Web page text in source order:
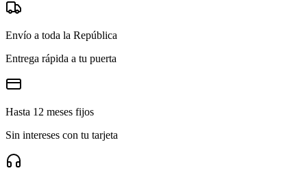
Envío a toda la República
Entrega rápida a tu puerta
Hasta 12 meses fijos
Sin intereses con tu tarjeta